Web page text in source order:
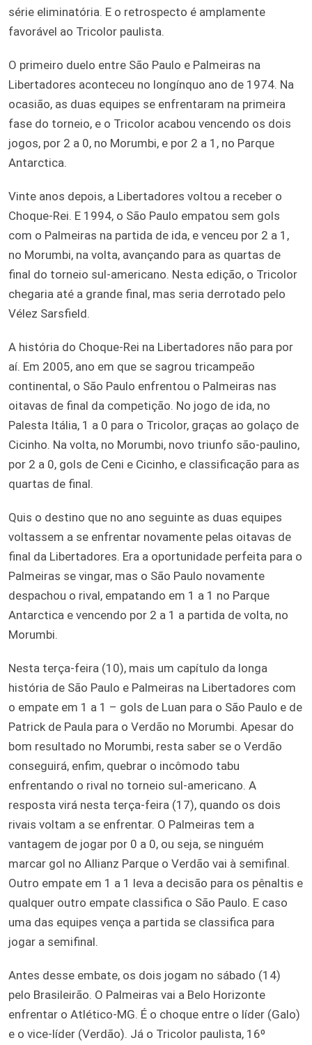
série eliminatória. E o retrospecto é amplamente
favorável ao Tricolor paulista.
O primeiro duelo entre São Paulo e Palmeiras na
Libertadores aconteceu no longínquo ano de 1974. Na
ocasião, as duas equipes se enfrentaram na primeira
fase do torneio, e o Tricolor acabou vencendo os dois
jogos, por 2 a 0, no Morumbi, e por 2 a 1, no Parque
Antarctica.
Vinte anos depois, a Libertadores voltou a receber o
Choque-Rei. E 1994, o São Paulo empatou sem gols
com o Palmeiras na partida de ida, e venceu por 2 a 1,
no Morumbi, na volta, avançando para as quartas de
final do torneio sul-americano. Nesta edição, o Tricolor
chegaria até a grande final, mas seria derrotado pelo
Vélez Sarsfield.
A história do Choque-Rei na Libertadores não para por
aí. Em 2005, ano em que se sagrou tricampeão
continental, o São Paulo enfrentou o Palmeiras nas
oitavas de final da competição. No jogo de ida, no
Palesta Itália, 1 a 0 para o Tricolor, graças ao golaço de
Cicinho. Na volta, no Morumbi, novo triunfo são-paulino,
por 2 a 0, gols de Ceni e Cicinho, e classificação para as
quartas de final.
Quis o destino que no ano seguinte as duas equipes
voltassem a se enfrentar novamente pelas oitavas de
final da Libertadores. Era a oportunidade perfeita para o
Palmeiras se vingar, mas o São Paulo novamente
despachou o rival, empatando em 1 a 1 no Parque
Antarctica e vencendo por 2 a 1 a partida de volta, no
Morumbi.
Nesta terça-feira (10), mais um capítulo da longa
história de São Paulo e Palmeiras na Libertadores com
o empate em 1 a 1 – gols de Luan para o São Paulo e de
Patrick de Paula para o Verdão no Morumbi. Apesar do
bom resultado no Morumbi, resta saber se o Verdão
conseguirá, enfim, quebrar o incômodo tabu
enfrentando o rival no torneio sul-americano. A
resposta virá nesta terça-feira (17), quando os dois
rivais voltam a se enfrentar. O Palmeiras tem a
vantagem de jogar por 0 a 0, ou seja, se ninguém
marcar gol no Allianz Parque o Verdão vai à semifinal.
Outro empate em 1 a 1 leva a decisão para os pênaltis e
qualquer outro empate classifica o São Paulo. E caso
uma das equipes vença a partida se classifica para
jogar a semifinal.
Antes desse embate, os dois jogam no sábado (14)
pelo Brasileirão. O Palmeiras vai a Belo Horizonte
enfrentar o Atlético-MG. É o choque entre o líder (Galo)
e o vice-líder (Verdão). Já o Tricolor paulista, 16º